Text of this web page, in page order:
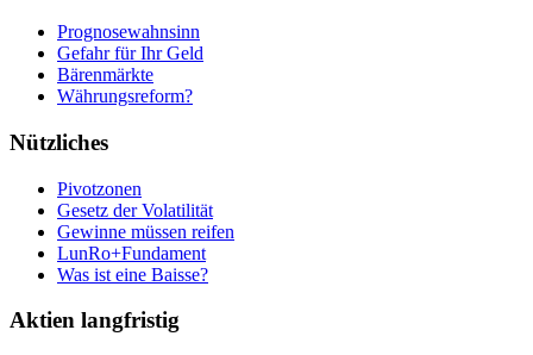
Prognosewahnsinn
Gefahr für Ihr Geld
Bärenmärkte
Währungsreform?
Nützliches
Pivotzonen
Gesetz der Volatilität
Gewinne müssen reifen
LunRo+Fundament
Was ist eine Baisse?
Aktien langfristig